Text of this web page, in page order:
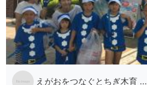
えがおをつなぐとちぎ木育 ...